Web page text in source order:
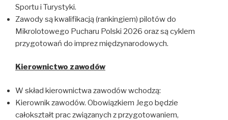
Sportu i Turystyki.
Zawody są kwalifikacją (rankingiem) pilotów do
Mikrolotowego Pucharu Polski 2026 oraz są cyklem
przygotowań do imprez międzynarodowych.
Kierownictwo zawodów
W skład kierownictwa zawodów wchodzą:
Kierownik zawodów. Obowiązkiem Jego będzie
całokształt prac związanych z przygotowaniem,